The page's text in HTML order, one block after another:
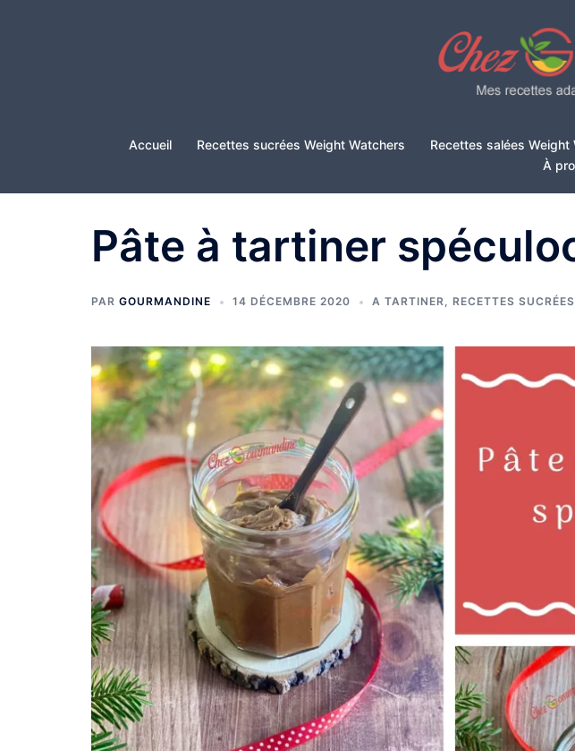
Accueil Recettes sucrées Weight Watchers Recettes salées Weight
À
Pâte à tartiner
PAR GOURMANDINE 14 DÉCEMBRE 2020 A TARTINER, RECETTES